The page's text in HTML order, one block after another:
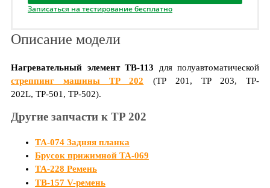
Записаться на тестирование бесплатно
Описание модели
Нагревательный элементTB-113 для полуавтоматической
стреппинг машины TP 202
(ТР 201, TP 203, TP-
202L, ТР-501, ТР-502).
Другие запчасти к TP 202
TA-074 Задняя планка
Брусок прижимной TA-069
TA-228 Ремень
TB-157 V-ремень